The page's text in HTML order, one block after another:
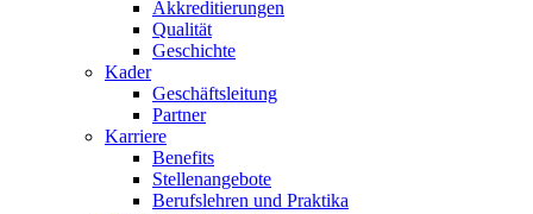
Akkreditierungen
Qualität
Geschichte
Kader
Geschäftsleitung
Partner
Karriere
Benefits
Stellenangebote
Berufslehren und Praktika